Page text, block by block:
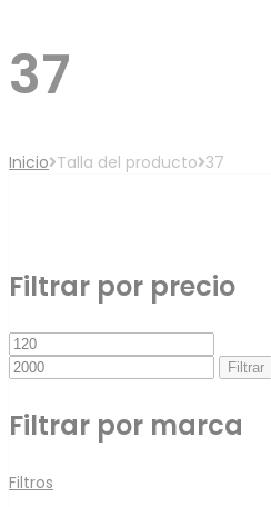
37
Inicio Talla del producto 37
Filtrar por precio
Precio
mínimo
máximo
Filtrar
Filtrar por marca
Filtros